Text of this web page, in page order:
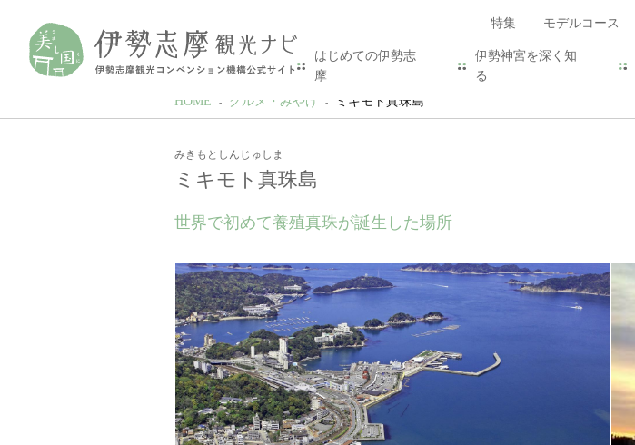
特集 モデルコース
はじめての伊勢志
摩
伊勢神宮を深く知
る
HOME グルメ・みやげ ミキモト真珠島
みきもとしんじゅしま
ミキモト真珠島
世界で初めて養殖真珠が誕生した場所